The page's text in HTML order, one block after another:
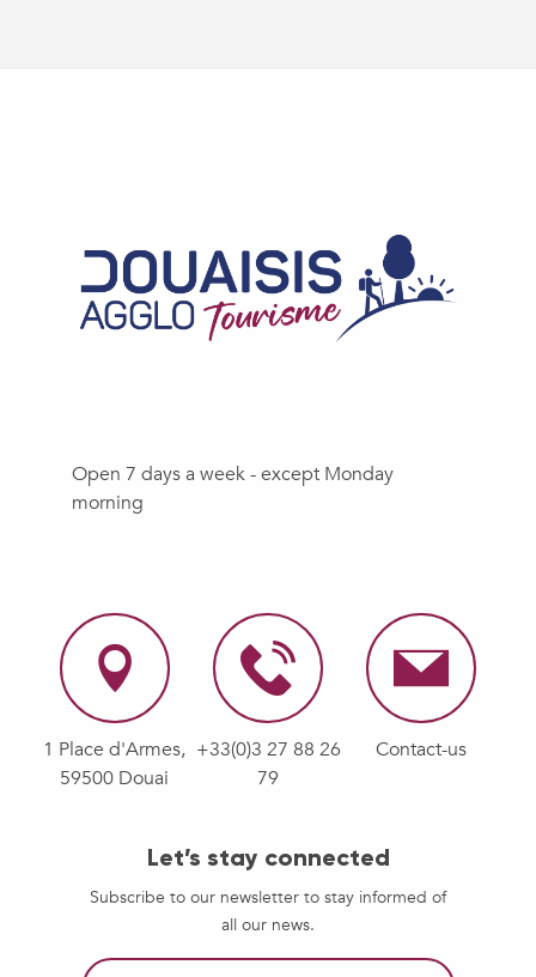
Open 7 days a week - except Monday
morning
1 Place d'Armes,
59500 Douai
+33(0)3 27 88 26
79
Contact-us
Let’s stay connected
Subscribe to our newsletter to stay informed of
all our news.